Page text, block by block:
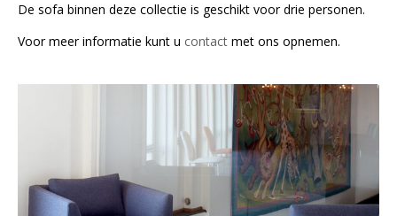
De sofa binnen deze collectie is geschikt voor drie personen.
Voor meer informatie kunt u contact met ons opnemen.